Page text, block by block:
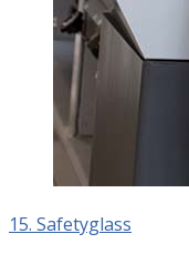
15. Safetyglass